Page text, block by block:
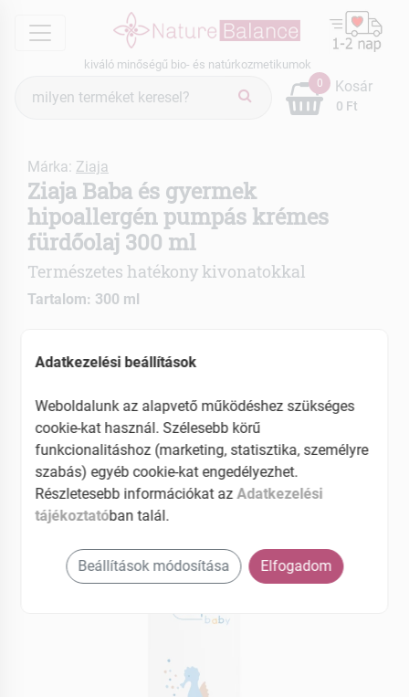
menu
kiváló minőségű bio- és natúrkozmetikumok
keresés
0
0 Ft
Kosár
Márka: Ziaja
Ziaja Baba és gyermek
hipoallergén pumpás krémes
fürdőolaj 300 ml
Természetes hatékony kivonatokkal
Tartalom: 300 ml
Enyhíti az irritációt
Hipoallergén
EAN: 5901887040262
Adatkezelési beállítások
Weboldalunk az alapvető működéshez szükséges
cookie-kat használ. Szélesebb körű
funkcionalitáshoz (marketing, statisztika, személyre
szabás) egyéb cookie-kat engedélyezhet.
Részletesebb információkat azAdatkezelési
tájékoztatóban talál.
Beállítások módosítása Elfogadom